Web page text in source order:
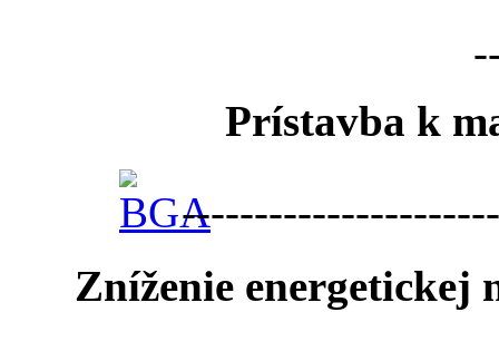
Prístavba k
Zníženie energetickej